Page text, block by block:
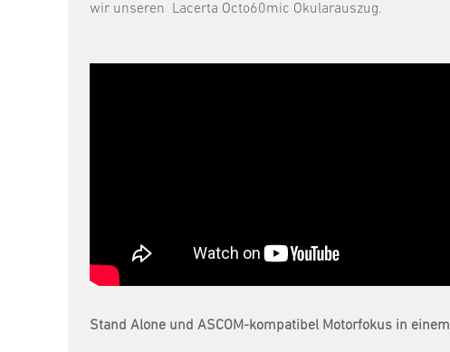
wir unseren Lacerta Octo60mic Okularauszug.
Stand Alone und ASCOM-kompatibel Motorfokus in einem